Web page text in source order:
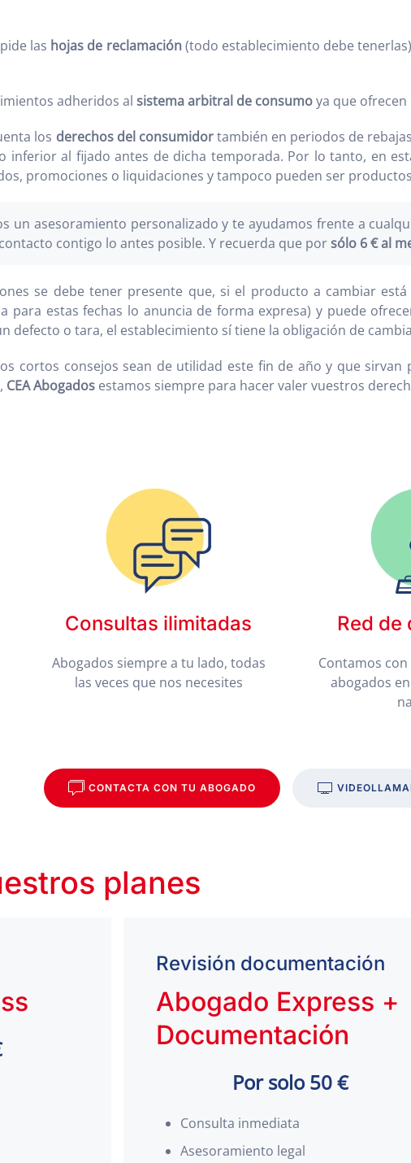
las hojas de reclamación(todo establecimiento debe
adheridos al sistema arbitral de consumoya que
los derechos del consumidortambién en periodos de
inferior al fijado antes de dicha temporada. Por lo tanto, en
promociones o liquidaciones y tampoco pueden ser
un asesoramiento personalizado y te ayudamos frente a
contigo lo antes posible. Y recuerda que porsólo 6 € al
se debe tener presente que, si el producto a cambiar
para estas fechas lo anuncia de forma expresa) y puede
defecto o tara, el establecimiento sí tiene la obligación de
cortos consejos sean de utilidad este fin de año y que
CEA Abogados estamos siempre para hacer valer vuestros
Consultas ilimitadas
Abogados siempre a tu lado, todas
las veces que nos necesites
Red de
Contamos
abogados
CONTACTA CON TU ABOGADO
planes
Revisión documentación
Abogado Express +
Documentación
Por solo 50 €
Consulta inmediata
Asesoramiento legal